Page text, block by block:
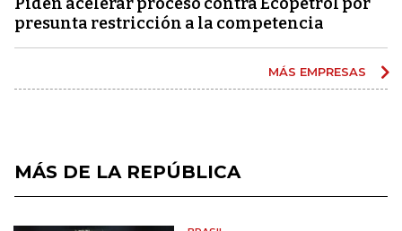
presunta restricción a la competencia
MÁS EMPRESAS
MÁS DE LA REPÚBLICA